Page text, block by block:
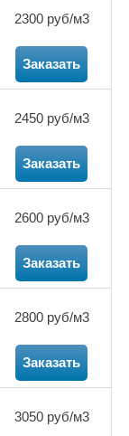
2300 руб/м3
Заказать
2450 руб/м3
Заказать
2600 руб/м3
Заказать
2800 руб/м3
Заказать
3050 руб/м3